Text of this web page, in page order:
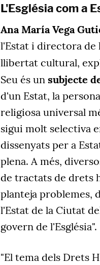
L'Església com a
Ana María Vega
l'Estat i directora de
llibertat cultural,
Seu és un subjecte
d'un Estat, la
religiosa universal
sigui molt selectiva
dissenyats per a
plena. A més,
de tractats de drets
planteja problemes,
l'Estat de la Ciutat
govern de l'Església".
"El tema dels Drets